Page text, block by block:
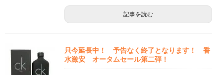
記事を読む
只今延長中！ 予告なく終了となります！ 香
水激安 オータムセール第二弾！